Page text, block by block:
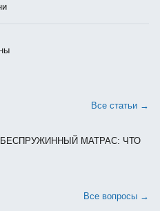
Все статьи →
МАТРАС: ЧТО
Все вопросы →